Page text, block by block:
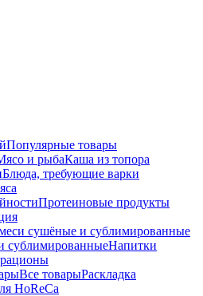
Популярные товары
и рыбаКаша из топора
Блюда, требующие варки
Протеиновые продукты
сушёные и сублимированные
сублимированныеНапитки
Все товарыРаскладка
HoReCa